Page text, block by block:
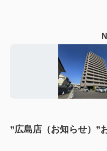
”広島店（お知らせ）”